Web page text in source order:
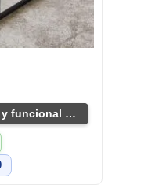
Mesa auxiliar minimalista y funcional para hogar